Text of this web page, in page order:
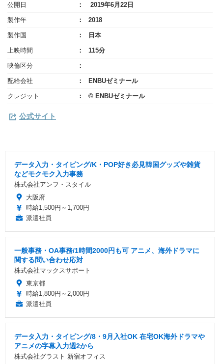
公開日 2019年6月22日
製作年 2018
製作国 日本
上映時間 115分
映倫区分
配給会社 ENBUゼミナール
クレジット © ENBUゼミナール
公式サイト
データ入力・タイピング/K・POP好き必見韓国グッズや雑貨
などモクモク入力事務
株式会社アンフ・スタイル
大阪府
時給1,500円～1,700円
派遣社員
一般事務・OA事務/1時間2000円も可 アニメ、海外ドラマに
関する問い合わせ応対
株式会社マックスサポート
東京都
時給1,800円～2,000円
派遣社員
データ入力・タイピング/8・9月入社OK 在宅OK海外ドラマや
アニメの字幕入力週2から
株式会社グラスト 新宿オフィス